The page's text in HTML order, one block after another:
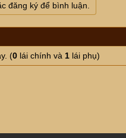
đăng ký để bình luận.
(0 lái chính và 1 lái phụ)